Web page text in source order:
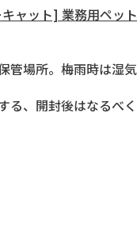
ット] 業務用ペット
管場所。梅雨時は湿
る、開封後はなるべ